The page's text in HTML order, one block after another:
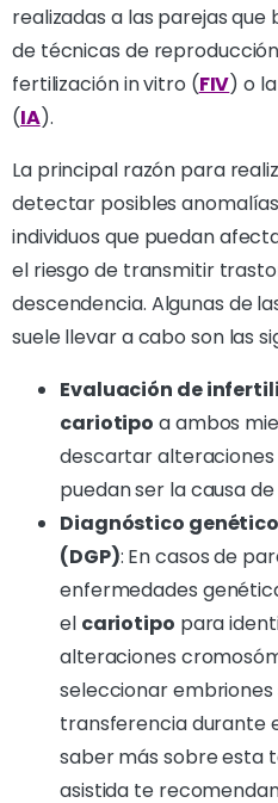
realizadas a las parejas
de técnicas de
fertilización in vitro (FIV) o
(IA).
La principal razón para
detectar posibles
individuos que puedan
el riesgo de transmitir
descendencia. Algunas de
suele llevar a cabo son las
Evaluación de
cariotipo a ambos
descartar
puedan ser la causa
Diagnóstico
(DGP): En casos de
enfermedades
el cariotipo para
alteraciones
seleccionar embriones
transferencia durante
saber más sobre esta
asistida te